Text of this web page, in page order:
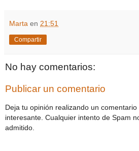
Marta en 21:51
Compartir
No hay comentarios:
Publicar un comentario
Deja tu opinión realizando un comentario
interesante. Cualquier intento de Spam
admitido.